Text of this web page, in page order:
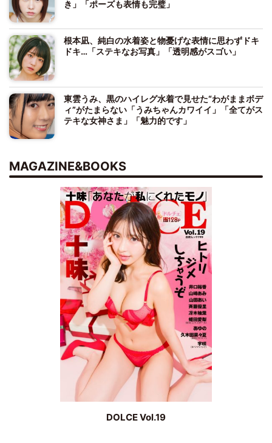
き」「ポーズも表情も完璧」
根本凪、純白の水着姿と物憂げな表情に思わずドキ
ドキ…「ステキなお写真」「透明感がスゴい」
東雲うみ、黒のハイレグ水着で見せた“わがままボデ
ィ”がたまらない「うみちゃんカワイイ」「全てがス
テキな女神さま」「魅力的です」
MAGAZINE&BOOKS
DOLCE Vol.19